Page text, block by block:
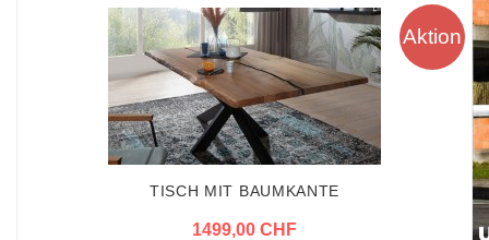
Aktion
TISCH MIT BAUMKANTE
1499,00 CHF